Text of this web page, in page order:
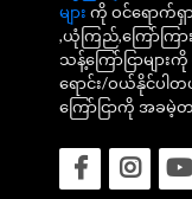
များ ကို ဝင်ရောက်ရှ
,ယုံကြည်,ကြော်ကြာ
သန့်ကြော်ငြာမျာ
ရောင်း/ဝယ်နိုင်ပါ
ကြော်ငြာကို အခမဲ့တ